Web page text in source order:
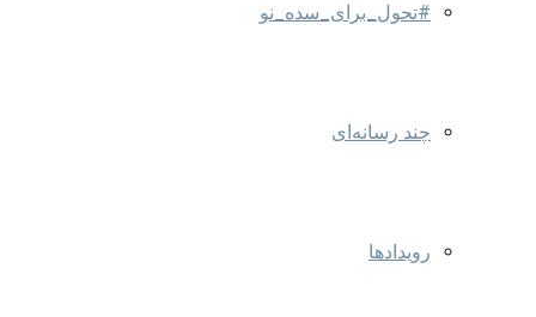
#تحول_برای_سده_نو
چند رسانه‌ای
رویدادها